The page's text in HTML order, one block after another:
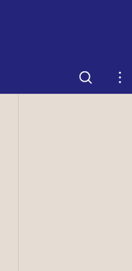
تنظیمات جستجو